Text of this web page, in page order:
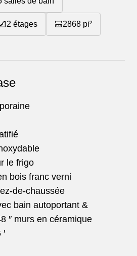
2 étages 2868 pi²
le frigo
bois franc verni
de-chaussée
bain autoportant &
″ murs en céramique